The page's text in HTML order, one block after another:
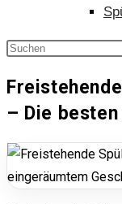
– Die